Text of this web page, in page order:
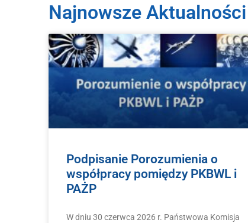
Najnowsze Aktualności
Podpisanie Porozumienia o
współpracy pomiędzy PKBWL i
PAŻP
W dniu 30 czerwca 2026 r. Państwowa Komisja